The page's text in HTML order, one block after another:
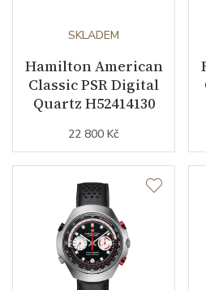
Sekundová ručka
Číselník
Barva číselníku
Indexy číselníku
Řemínek / Spona
Materiál řemínku
SKLADEM
Hamilton American
Classic PSR Digital
Quartz H52414130
22 800 Kč